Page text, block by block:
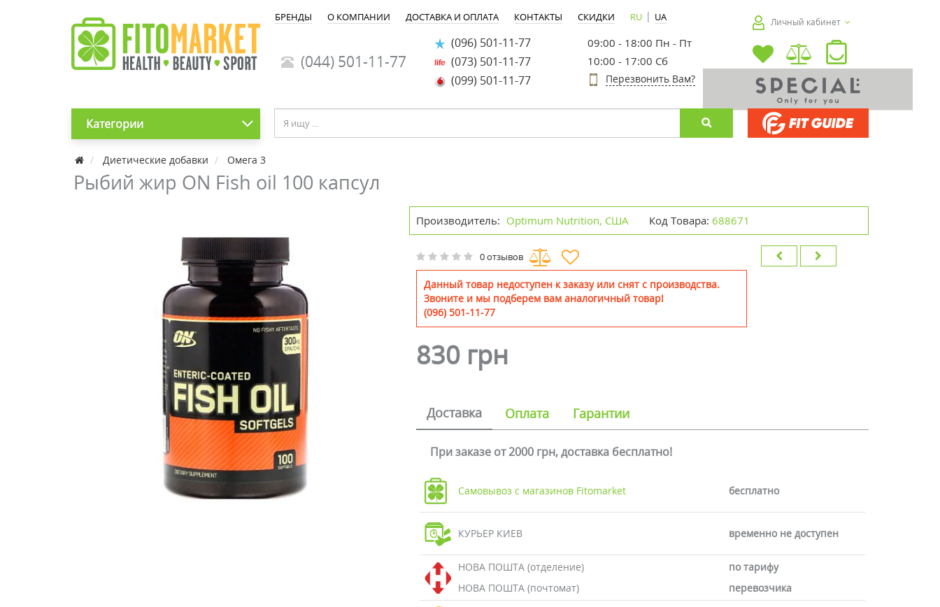
БРЕНДЫ О КОМПАНИИ ДОСТАВКА И ОПЛАТА КОНТАКТЫ СКИДКИ RU | UA
(044) 501-11-77
(096) 501-11-77
(073) 501-11-77
(099) 501-11-77
09:00 - 18:00 Пн - Пт
10:00 - 17:00 Сб
Перезвонить Вам?
Личный кабинет
Категории
Диетические добавки Омега 3
Рыбий жир ON Fish oil 100 капсул
Производитель: Optimum Nutrition, США Код Товара: 688671
0 отзывов
Данный товар недоступен к заказу или снят с производства.
Звоните и мы подберем вам аналогичный товар!
(096) 501-11-77
830 грн
Доставка Оплата Гарантии
При заказе от 2000 грн, доставка бесплатно!
Самовывоз с магазинов Fitomarket бесплатно
КУРЬЕР КИЕВ временно не доступен
НОВА ПОШТА (отделение)
по тарифу
НОВА ПОШТА (почтомат)
перевозчика